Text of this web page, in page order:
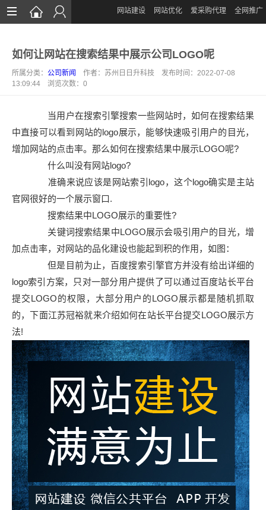
网站建设
网站优化
全网推广
案例展示
关于我们
网站建设 网站优化 爱采购代理 全网推广
如何让网站在搜索结果中展示公司LOGO呢
所属分类： 公司新闻
作者：苏州日日升科技 发布时间：2022-07-08
13:09:44 浏览次数： 0
当用户在搜索引擎搜索一些网站时，如何在搜索结果
中直接可以看到网站的logo展示，能够快速吸引用户的目光，
增加网站的点击率。那么如何在搜索结果中展示LOGO呢?
什么叫没有网站logo?
准确来说应该是网站索引logo，这个logo确实是主站
官网很好的一个展示窗口.
搜索结果中LOGO展示的重要性?
关键词搜索结果中LOGO展示会吸引用户的目光，增
加点击率，对网站的品化建设也能起到积的作用，如图：
但是目前为止，百度搜索引擎官方并没有给出详细的
logo索引方案，只对一部分用户提供了可以通过百度站长平台
提交LOGO的权限，大部分用户的LOGO展示都是随机抓取
的，下面江苏冠裕就来介绍如何在站长平台提交LOGO展示方
法!